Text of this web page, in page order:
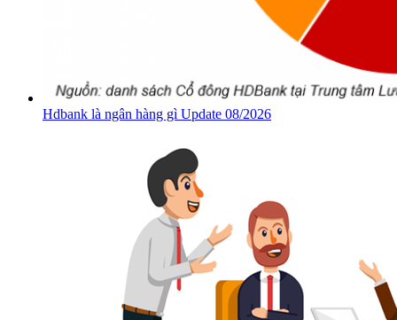
Hdbank là ngân hàng gì Update 08/2026